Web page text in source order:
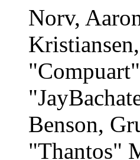
Norv,
Benson,
"Thantos"